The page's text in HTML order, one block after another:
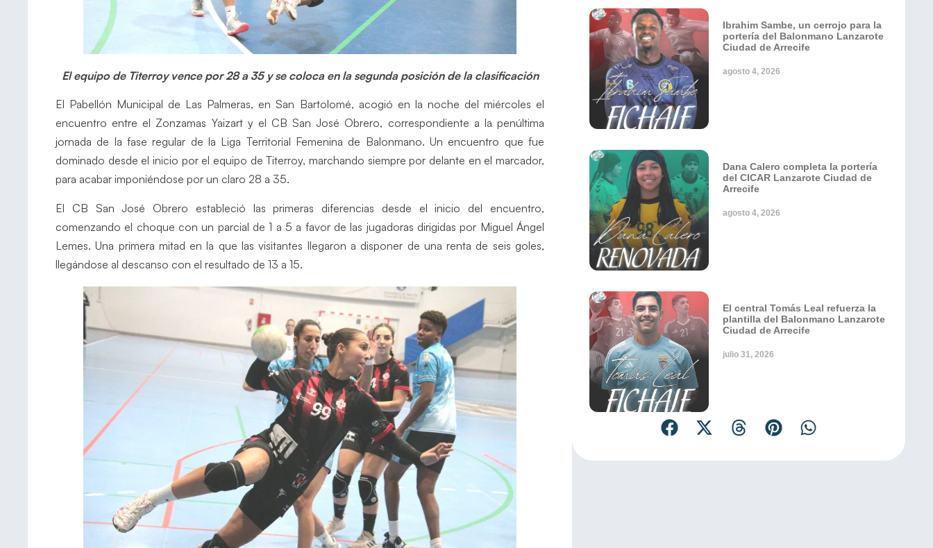
El equipo de Titerroy vence por 28 a 35 y se coloca en la segunda posición de la clasificación
El Pabellón Municipal de Las Palmeras, en San Bartolomé, acogió en la noche del miércoles el
encuentro entre el Zonzamas Yaizart y el CB San José Obrero, correspondiente a la penúltima
jornada de la fase regular de la Liga Territorial Femenina de Balonmano. Un encuentro que fue
dominado desde el inicio por el equipo de Titerroy, marchando siempre por delante en el marcador,
para acabar imponiéndose por un claro 28 a 35.
El CB San José Obrero estableció las primeras diferencias desde el inicio del encuentro,
comenzando el choque con un parcial de 1 a 5 a favor de las jugadoras dirigidas por Miguel Ángel
Lemes. Una primera mitad en la que las visitantes llegaron a disponer de una renta de seis goles,
llegándose al descanso con el resultado de 13 a 15.
Ibrahim Sambe, un cerrojo para la
portería del Balonmano Lanzarote
Ciudad de Arrecife
agosto 4, 2026
Dana Calero completa la portería
del CICAR Lanzarote Ciudad de
Arrecife
agosto 4, 2026
El central Tomás Leal refuerza la
plantilla del Balonmano Lanzarote
Ciudad de Arrecife
julio 31, 2026